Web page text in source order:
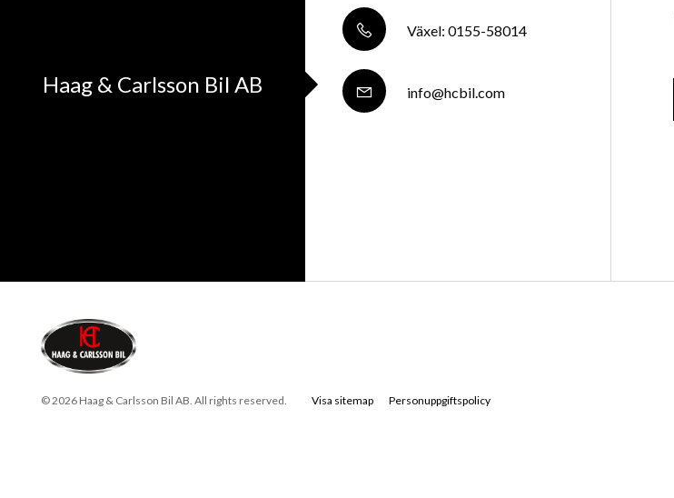
Haag & Carlsson Bil AB
Växel: 0155-58014
info@hcbil.com
© 2026 Haag & Carlsson Bil AB. All rights reserved. Visa sitemap Personuppgiftspolicy